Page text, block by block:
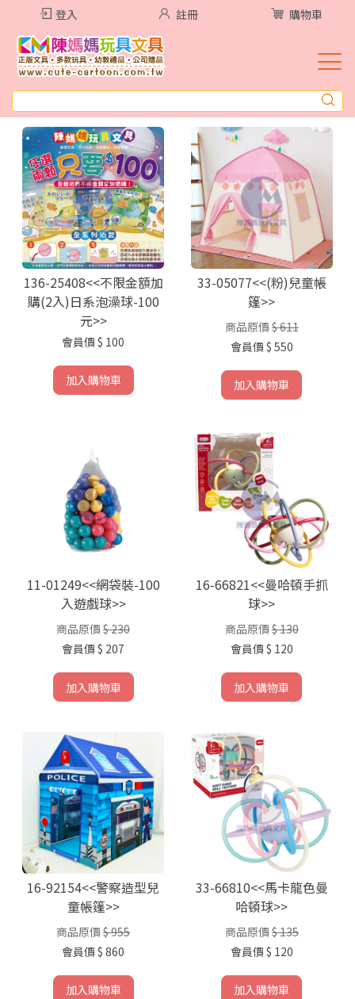
登入 註冊 購物車
136-25408<<不限金額加
購(2入)日系泡澡球-100
元>>
會員價 $ 100
加入購物車
33-05077<<(粉)兒童帳
篷>>
商品原價 $ 611
會員價 $ 550
加入購物車
11-01249<<網袋裝-100
入遊戲球>>
商品原價 $ 230
會員價 $ 207
加入購物車
16-66821<<曼哈頓手抓
球>>
商品原價 $ 130
會員價 $ 120
加入購物車
16-92154<<警察造型兒
童帳篷>>
商品原價 $ 955
會員價 $ 860
加入購物車
33-66810<<馬卡龍色曼
哈頓球>>
商品原價 $ 135
會員價 $ 120
加入購物車